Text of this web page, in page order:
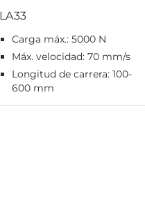
LA33
Carga máx.: 5000 N
Máx. velocidad: 70 mm/s
Longitud de carrera: 100-
600 mm